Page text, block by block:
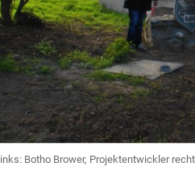
links: Botho Brower, Projektentwickler